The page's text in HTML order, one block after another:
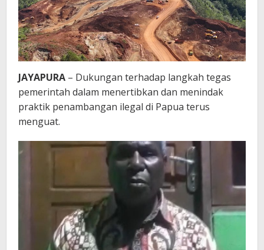
JAYAPURA – Dukungan terhadap langkah tegas
pemerintah dalam menertibkan dan menindak
praktik penambangan ilegal di Papua terus
menguat.